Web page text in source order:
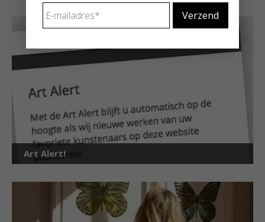
Art Alert!
mailadres *